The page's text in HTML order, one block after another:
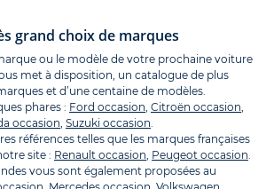
grand choix de marques
ou le modèle de votre prochaine voiture
met à disposition, un catalogue de plus
et d’une centaine de modèles.
phares : Ford occasion Citroën occasion
occasion Suzuki occasion
références telles que les marques françaises
site : Renault occasion Peugeot occasion
vous sont également proposées au